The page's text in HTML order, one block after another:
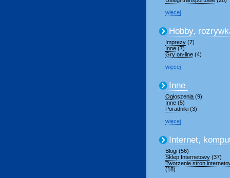
więcej
Hobby,
Imprezy (7)
Inne (7)
Gry on-line (4)
więcej
Inne
Ogłoszenia (9)
Inne (5)
Poradniki (3)
więcej
Internet,
Blogi (56)
Sklep Internetowy (37)
Tworzenie stron
(18)